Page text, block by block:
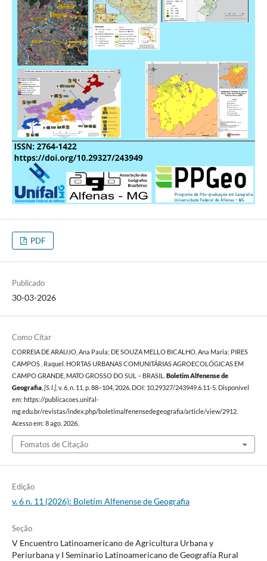
PDF
Publicado
30-03-2026
Como Citar
CORREIA DE ARAUJO, Ana Paula; DE SOUZA MELLO BICALHO, Ana Maria; PIRES
CAMPOS , Raquel. HORTAS URBANAS COMUNITÁRIAS AGROECOLÓGICAS EM
CAMPO GRANDE, MATO GROSSO DO SUL – BRASIL. Boletim Alfenense de
Geografia, [S. l.], v. 6, n. 11, p. 88–104, 2026. DOI: 10.29327/243949.6.11-5. Disponível
em: https://publicacoes.unifal-
mg.edu.br/revistas/index.php/boletimalfenensedegeografia/article/view/2912.
Acesso em: 8 ago. 2026.
Fomatos de Citação
Edição
v. 6 n. 11 (2026): Boletim Alfenense de Geografia
Seção
V Encuentro Latinoamericano de Agricultura Urbana y
Periurbana y I Seminario Latinoamericano de Geografía Rural